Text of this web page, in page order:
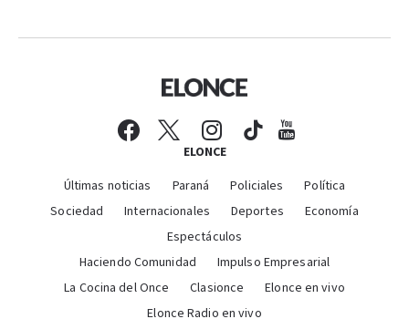
ELONCE
Últimas noticias Paraná Policiales
Política
Sociedad
Internacionales Deportes
Economía
Espectáculos
Haciendo Comunidad
Impulso Empresarial
La Cocina del Once
Clasionce
Elonce en vivo
Elonce Radio en vivo